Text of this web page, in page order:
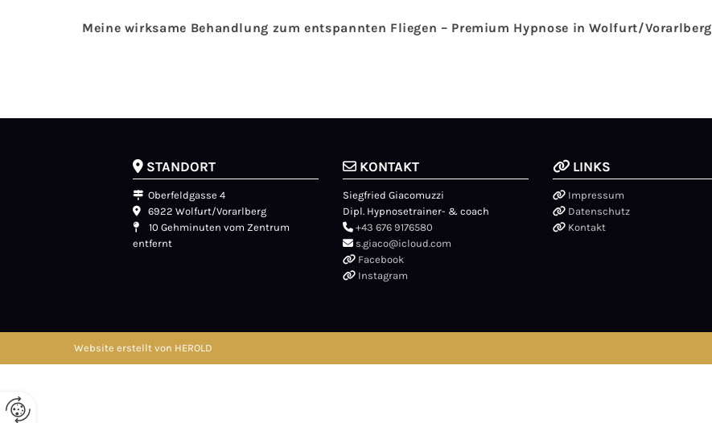
Meine wirksame Behandlung zum entspannten Fliegen – Premium Hypnose in Wolfurt/Vorarlberg
 STANDORT
 Oberfeldgasse 4
 6922 Wolfurt/Vorarlberg
 10 Gehminuten vom Zentrum
entfernt
 KONTAKT
Siegfried Giacomuzzi
Dipl. Hypnosetrainer- & coach
 +43 676 9176580
 s.giaco@icloud.com
 Facebook
 Instagram
 LINKS
 Impressum
 Datenschutz
 Kontakt
Website erstellt von HEROLD